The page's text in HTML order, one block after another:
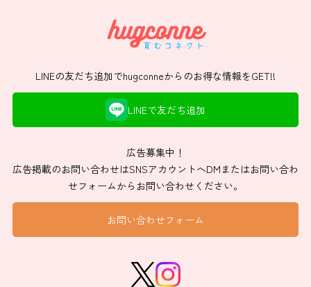
LINEの友だち追加でhugconneからのお得な情報をGET!!
LINEで友だち追加
広告募集中！
広告掲載のお問い合わせはSNSアカウントへDMまたはお問い合わ
せフォームからお問い合わせください。
お問い合わせフォーム